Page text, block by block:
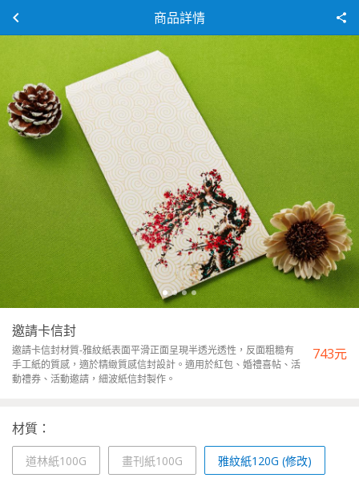
商品詳情
邀請卡信封
邀請卡信封材質-雅紋紙表面平滑正面呈現半透光透性，反面粗糙有
手工紙的質感，適於精緻質感信封設計。適用於紅包、婚禮喜帖、活
動禮券、活動邀請，細波紙信封製作。
743元
材質：
道林紙100G 畫刊紙100G 雅紋紙120G (修改)